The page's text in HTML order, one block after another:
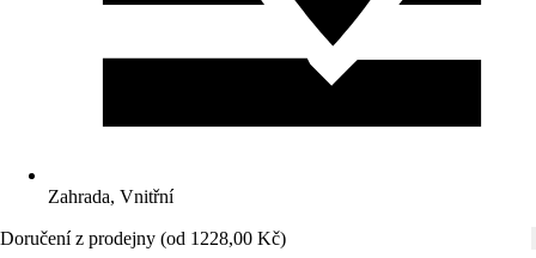
Zahrada, Vnitřní
Doručení z prodejny (od 1228,00 Kč)